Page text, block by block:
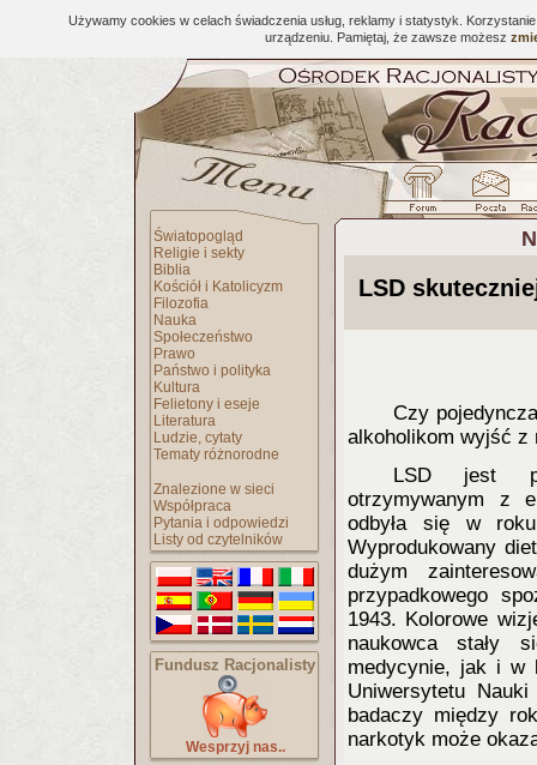
Używamy cookies w celach świadczenia usług, reklamy i statystyk.
urządzeniu. Pamiętaj, że zawsze możesz
Światopogląd
Religie i sekty
Biblia
Kościół i Katolicyzm
Filozofia
Nauka
Społeczeństwo
Prawo
Państwo i polityka
Kultura
Felietony i eseje
Literatura
Ludzie, cytaty
Tematy różnorodne
Znalezione w sieci
Współpraca
Pytania i odpowiedzi
Listy od czytelników
Fundusz Racjonalisty
Wesprzyj nas..
LSD
Czy
alkoholikom wyjść z
LSD jest
otrzymywanym z
odbyła się w
Wyprodukowany
dużym
przypadkowego
1943. Kolorowe
naukowca stały
medycynie, jak i w
Uniwersytetu
badaczy między
narkotyk może